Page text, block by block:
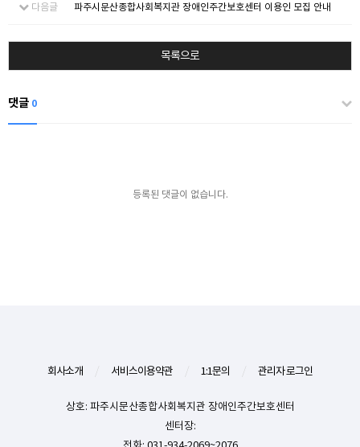
다음글 파주시문산종합사회복지관 장애인주간보호센터 이용인 모집 안내
목록으로
댓글 0
등록된 댓글이 없습니다.
회사소개 서비스이용약관 1:1문의 관리자 로그인
상호: 파주시문산종합사회복지관 장애인주간보호센터
센터장: